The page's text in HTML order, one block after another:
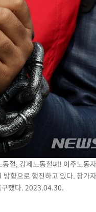
절, 강제노동철폐! 이주노동
향으로 행진하고 있다. 참가
구했다. 2023.04.30.